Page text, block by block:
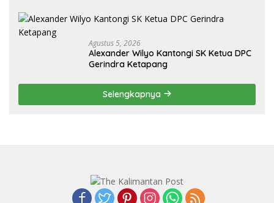
Agustus 5, 2026
Alexander Wilyo Kantongi SK Ketua DPC
Gerindra Ketapang
Selengkapnya